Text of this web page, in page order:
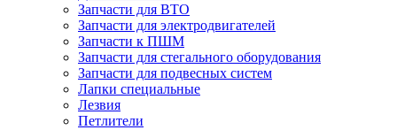
Запчасти для ВТО
Запчасти для электродвигателей
Запчасти к ПШМ
Запчасти для стегального оборудования
Запчасти для подвесных систем
Лапки специальные
Лезвия
Петлители